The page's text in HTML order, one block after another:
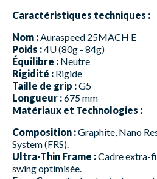
Caractéristiques techniques :
Nom : Auraspeed 25MACH E
Poids :4U (80g - 84g)
Équilibre : Neutre
Rigidité : Rigide
Taille de grip :G5
Longueur :675 mm
Matériaux et Technologies :
Composition :Graphite, Nano
System (FRS).
Ultra-Thin Frame :Cadre extra-
swing optimisée.